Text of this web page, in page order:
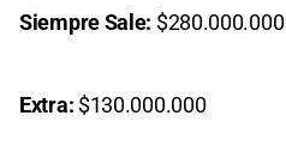
Siempre Sale: $280.000.000
Extra: $130.000.000